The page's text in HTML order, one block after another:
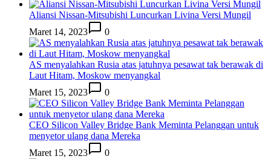
Aliansi Nissan-Mitsubishi Luncurkan Livina Versi Mungil
Maret 14, 2023
0
AS menyalahkan Rusia atas jatuhnya pesawat tak berawak di
Laut Hitam, Moskow menyangkal
Maret 15, 2023
0
CEO Silicon Valley Bridge Bank Meminta Pelanggan untuk
menyetor ulang dana Mereka
Maret 15, 2023
0